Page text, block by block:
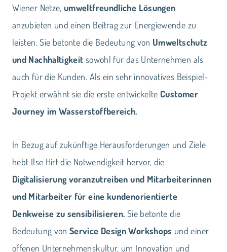
Wiener Netze,umweltfreundliche Lösungen
anzubieten und einen Beitrag zur Energiewende zu
leisten. Sie betonte die Bedeutung von Umweltschutz
und Nachhaltigkeit sowohl für das Unternehmen als
auch für die Kunden. Als ein sehr innovatives Beispiel-
Projekt erwähnt sie die erste entwickelte Customer
Journey im Wasserstoffbereich.
In Bezug auf zukünftige Herausforderungen und Ziele
hebt Ilse Hirt die Notwendigkeit hervor, die
Digitalisierung voranzutreiben und Mitarbeiterinnen
und Mitarbeiter für eine kundenorientierte
Denkweise zu sensibilisieren. Sie betonte die
Bedeutung vonService Design Workshops und einer
offenen Unternehmenskultur, um Innovation und